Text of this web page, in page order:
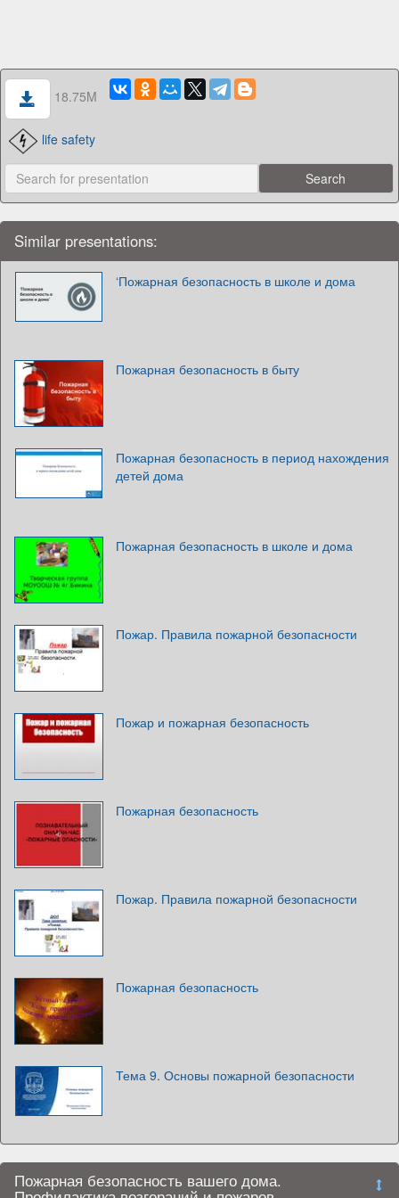
18.75M
life safety
Similar presentations:
‘Пожарная безопасность в школе и дома
Пожарная безопасность в быту
Пожарная безопасность в период нахождения
детей дома
Пожарная безопасность в школе и дома
Пожар. Правила пожарной безопасности
Пожар и пожарная безопасность
Пожарная безопасность
Пожар. Правила пожарной безопасности
Пожарная безопасность
Тема 9. Основы пожарной безопасности
Пожарная безопасность вашего дома.